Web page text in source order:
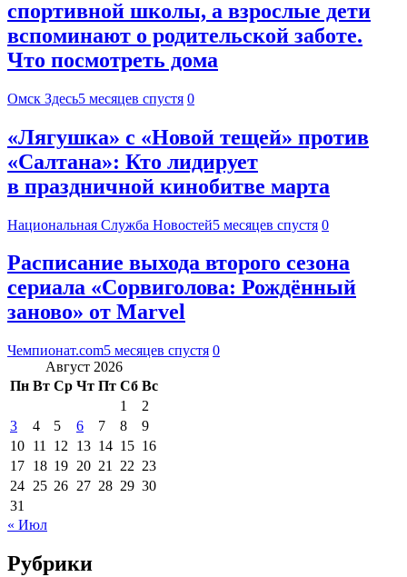
спортивной школы, а взрослые дети
вспоминают о родительской заботе.
Что посмотреть дома
Омск Здесь5 месяцев спустя 0
«Лягушка» с «Новой тещей» против
«Салтана»: Кто лидирует
в праздничной кинобитве марта
Национальная Служба Новостей5 месяцев спустя 0
Расписание выхода второго сезона
сериала «Сорвиголова: Рождённый
заново» от Marvel
Чемпионат.com5 месяцев спустя 0
Август 2026
Пн Вт Ср Чт Пт Сб Вс
1
2
3
4 5 6 7 8
9
10 11 12 13 14 15 16
17 18 19 20 21 22 23
24 25 26 27 28 29 30
31
« Июл
Рубрики